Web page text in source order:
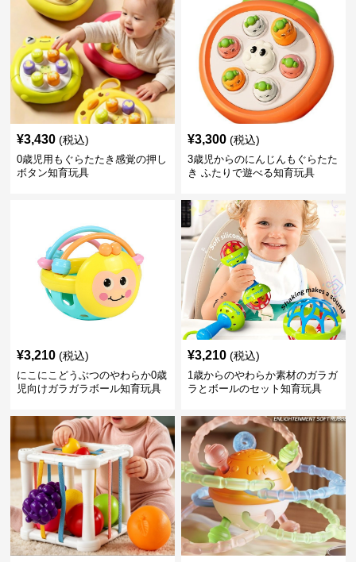
¥3,430 (税込)
0歳児用もぐらたたき感覚の押し
ボタン知育玩具
¥3,300 (税込)
3歳児からのにんじんもぐらたた
き ふたりで遊べる知育玩具
¥3,210 (税込)
にこにこどうぶつのやわらか0歳
児向けガラガラボール知育玩具
¥3,210 (税込)
1歳からのやわらか素材のガラガ
ラとボールのセット知育玩具